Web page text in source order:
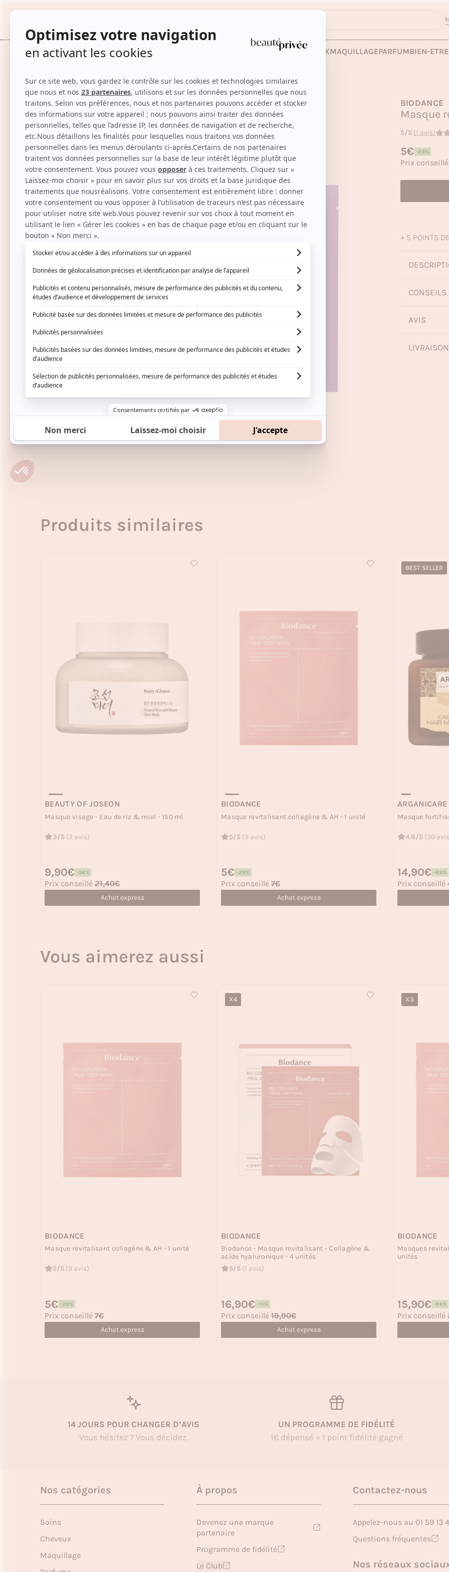
SOINSCHEVEUXMAQUILLAGEPARFUMBIEN-ETRE
Masque régénérant - Caviar & PDRN - 1 unité
BIODANCE
Masque
5/5 (1 avis)
Prix soldé
5€ -29%
Prix habituel
Prix conseillé
+ 5 POINTS
AVIS
Masque régénérant - Caviar & PDRN - 1 unité
Produits similaires
BEAUTY OF JOSEON
Masque visage - Eau de riz & miel - 150 ml
3/5 (2 avis)
Prix soldé
9,90€ -54%
Prix habituel
Prix conseillé 21,40€
Achat express
BIODANCE
Masque revitalisant collagène & AH - 1 unité
5/5 (9 avis)
Prix soldé
5€ -29%
Prix habituel
Prix conseillé 7€
Achat express
BEST SELLER
ARGANICARE
Masque
4.8/5 (30
Prix soldé
14,90€ -69%
Prix habituel
Prix conseillé
Vous aimerez aussi
BIODANCE
Masque revitalisant collagène & AH - 1 unité
5/5 (9 avis)
Prix soldé
5€ -29%
Prix habituel
Prix conseillé 7€
Achat express
X4
BIODANCE
Biodance - Masque revitalisant - Collagène &
acide hyaluronique - 4 unités
5/5 (1 avis)
Prix soldé
16,90€ -15%
Prix habituel
Prix conseillé 19,90€
Achat express
X3
BIODANCE
Masques
unités
Prix soldé
15,90€ -24%
Prix habituel
Prix conseillé
14 JOURS POUR CHANGER D’AVIS
Vous hésitez ? Vous décidez.
UN PROGRAMME DE FIDÉLITÉ
1€ dépensé = 1 point fidélité gagné
Nos catégories
Soins
Cheveux
Maquillage
À propos
Devenez une marque
partenaire
Programme de fidélité
Le Club
Contactez-nous
Appelez-nous au 01 59 13
Questions fréquentes
Nos réseaux